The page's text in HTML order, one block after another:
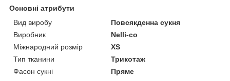
Основні атрибути
Вид виробу
Повсякденна сукня
Виробник
Nelli-co
Міжнародний розмір
XS
Тип тканини
Трикотаж
Фасон сукні
Пряме